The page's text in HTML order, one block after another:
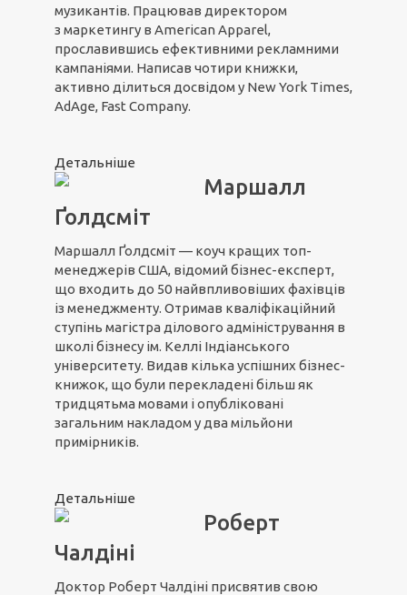
музикантів. Працював директором
з маркетингу в American Apparel,
прославившись ефективними рекламними
кампаніями. Написав чотири книжки,
активно ділиться досвідом у New York Times,
AdAge, Fast Company.
Детальніше
Маршалл
Ґолдсміт
Маршалл Ґолдсміт — коуч кращих топ-
менеджерів США, відомий бізнес-експерт,
що входить до 50 найвпливовіших фахівців
із менеджменту. Отримав кваліфікаційний
ступінь магістра ділового адміністрування в
школі бізнесу ім. Келлі Індіанського
університету. Видав кілька успішних бізнес-
книжок, що були перекладені більш як
тридцятьма мовами і опубліковані
загальним накладом у два мільйони
примірників.
Детальніше
Роберт
Чалдіні
Доктор Роберт Чалдіні присвятив свою